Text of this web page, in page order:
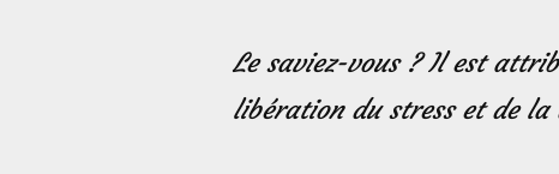
Le saviez-vous ? Il est
libération du stress et de